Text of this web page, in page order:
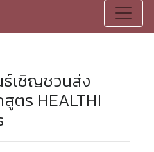
ธ์เชิญชวนส่ง
ตร HEALTHI